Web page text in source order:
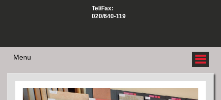
Tel/Fax:
020/640-119
Menu